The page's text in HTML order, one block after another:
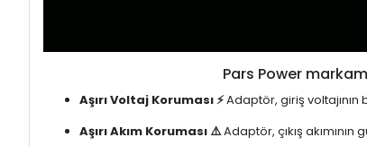
Pars Power
Aşırı Voltaj Koruması ⚡Adaptör, giriş voltajının
Aşırı Akım Koruması ⚠️Adaptör, çıkış